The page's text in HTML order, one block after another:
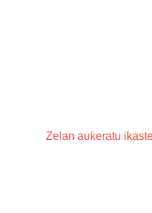
Zelan aukeratu